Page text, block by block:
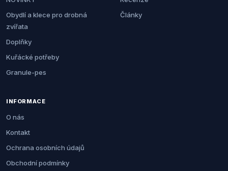
Obydlí a klece pro drobná
zvířata
Doplňky
Kuřácké potřeby
Granule-pes
Články
INFORMACE
O nás
Kontakt
Ochrana osobních údajů
Obchodní podmínky